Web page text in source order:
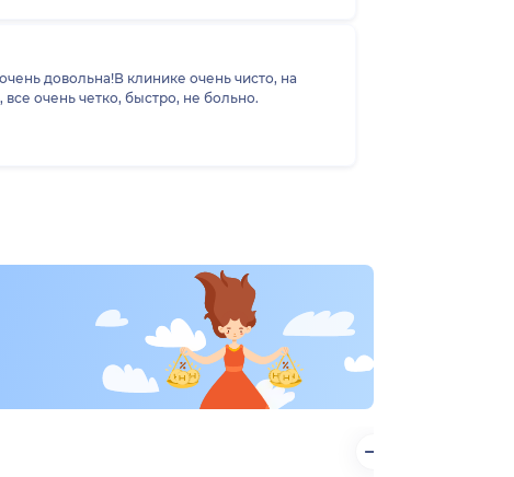
довольна!В клинике очень чисто, на
очень четко, быстро, не больно.